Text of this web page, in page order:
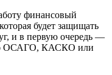
финансовый
будет защищать
и в первую очередь —
по ОСАГО, КАСКО или